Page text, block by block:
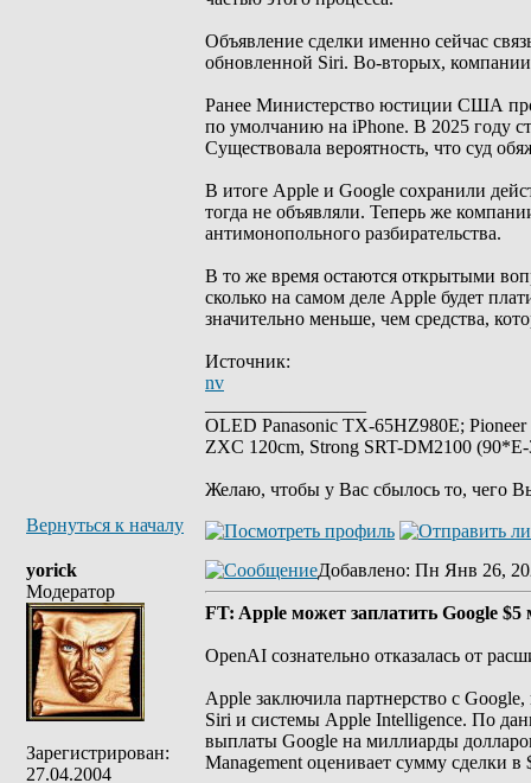
Объявление сделки именно сейчас
обновленной Siri. Во-вторых,
Ранее Министерство юстиции США
по умолчанию на iPhone. В 2025 году
Существовала вероятность, что суд
В итоге Apple и Google сохранили
тогда не объявляли. Теперь же
антимонопольного разбирательства.
В то же время остаются открытыми
сколько на самом деле Apple будет
значительно меньше, чем средства,
Источник:
nv
OLED Panasonic TX-65HZ980E;
ZXC 120cm, Strong SRT-DM2100
Желаю, чтобы у Вас сбылось то, чего
Вернуться к началу
yorick
Модератор
Зарегистрирован:
27.04.2004
Добавлено: Пн Янв 26,
FT: Apple может заплатить Google
OpenAI сознательно отказалась от
Apple заключила партнерство с
Siri и системы Apple Intelligence. По
выплаты Google на миллиарды
Management оценивает сумму сделки в